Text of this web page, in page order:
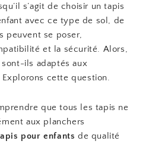
s’agit de choisir un tapis
avec ce type de sol, de
peuvent se poser,
et la sécurité. Alors,
sont-ils adaptés aux
cette question.
que tous les tapis ne
aux planchers
pour enfants de qualité